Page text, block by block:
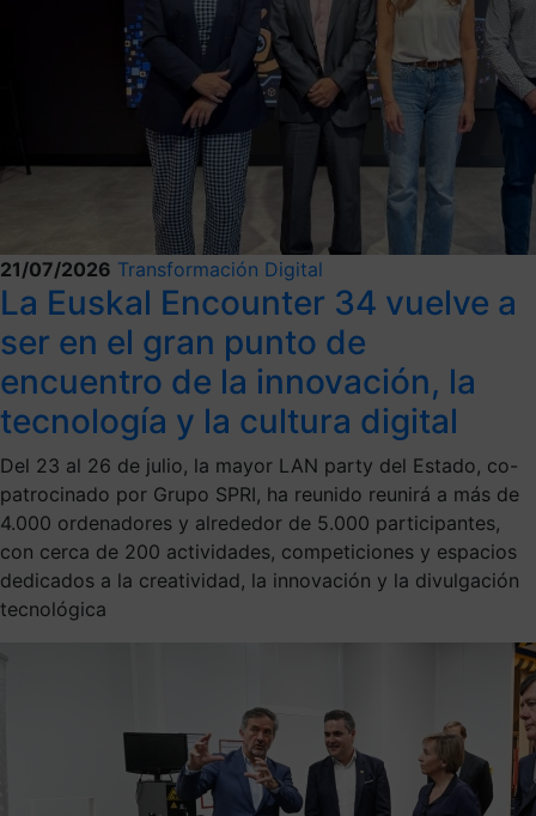
21/07/2026 Transformación Digital
La Euskal Encounter 34 vuelve a
ser en el gran punto de
encuentro de la innovación, la
tecnología y la cultura digital
Del 23 al 26 de julio, la mayor LAN party del Estado, co-
patrocinado por Grupo SPRI, ha reunido reunirá a más de
4.000 ordenadores y alrededor de 5.000 participantes,
con cerca de 200 actividades, competiciones y espacios
dedicados a la creatividad, la innovación y la divulgación
tecnológica